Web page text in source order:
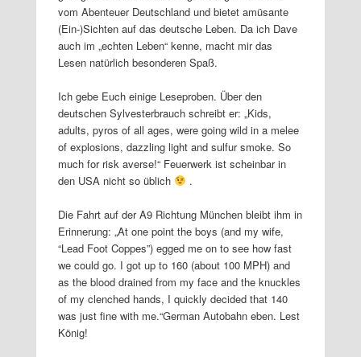
vom Abenteuer Deutschland und bietet amüsante
(Ein-)Sichten auf das deutsche Leben. Da ich Dave
auch im „echten Leben“ kenne, macht mir das
Lesen natürlich besonderen Spaß.
Ich gebe Euch einige Leseproben. Über den
deutschen Sylvesterbrauch schreibt er: „Kids,
adults, pyros of all ages, were going wild in a melee
of explosions, dazzling light and sulfur smoke. So
much for risk averse!“ Feuerwerk ist scheinbar in
den USA nicht so üblich
.
Die Fahrt auf der A9 Richtung München bleibt ihm in
Erinnerung: „At one point the boys (and my wife,
“Lead Foot Coppes”) egged me on to see how fast
we could go. I got up to 160 (about 100 MPH) and
as the blood drained from my face and the knuckles
of my clenched hands, I quickly decided that 140
was just fine with me.“German Autobahn eben. Lest
König!